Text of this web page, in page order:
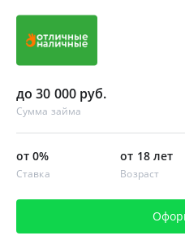
до 30 000 руб.
Сумма займа
от 0%
Ставка
от 18 лет
Возраст